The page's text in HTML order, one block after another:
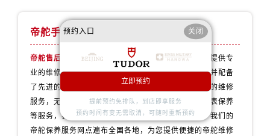
帝舵手表维修服务中心
帝舵售后维修服务中心
拥有专业团队，致力于为客户提供专
业的维修和保养服务。我们的技师拥有丰富的经验，并配备
了先进的维修设备，以确保为您的帝舵手表提供一流的维修
服务，无论是手表维修、配件更换、故障诊断还是手表保养
等服务，我们都会用心对待，让您的手表焕发新生。我们的
帝舵保养服务网点遍布全国各地，为您提供便捷的帝舵维修
预约入口 关闭
立即预约
提前预约免排队，到店即享服务
预约时间有变无需取消，可随时重新预约